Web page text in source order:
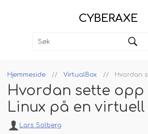
CYBERAXE
Hjemmeside VirtualBox Hvordan
Hvordan sette opp
Linux på en virtuell
Lars Solberg